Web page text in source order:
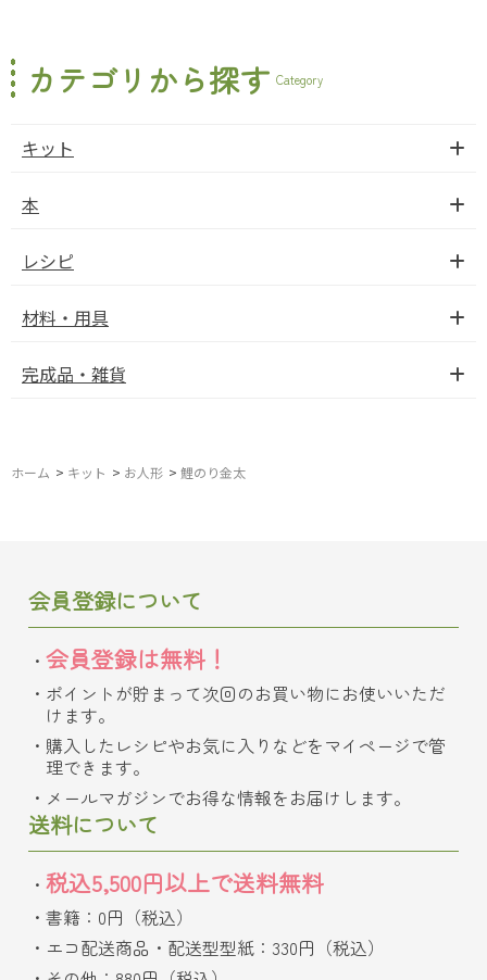
カテゴリから探す Category
キット
本
レシピ
材料・用具
完成品・雑貨
ホーム > キット > お人形 > 鯉のり金太
会員登録について
会員登録は無料！
ポイントが貯まって次回のお買い物にお使いいただ
けます。
購入したレシピやお気に入りなどをマイページで管
理できます。
メールマガジンでお得な情報をお届けします。
送料について
税込5,500円以上で送料無料
書籍：0円（税込）
エコ配送商品・配送型型紙：330円（税込）